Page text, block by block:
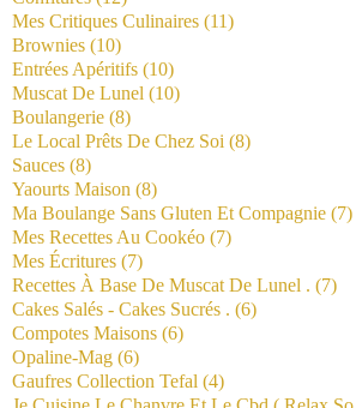
Mes Critiques Culinaires (11)
Brownies (10)
Entrées Apéritifs (10)
Muscat De Lunel (10)
Boulangerie (8)
Le Local Prêts De Chez Soi (8)
Sauces (8)
Yaourts Maison (8)
Ma Boulange Sans Gluten Et Compagnie (7)
Mes Recettes Au Cookéo (7)
Mes Écritures (7)
Recettes À Base De Muscat De Lunel . (7)
Cakes Salés - Cakes Sucrés . (6)
Compotes Maisons (6)
Opaline-Mag (6)
Gaufres Collection Tefal (4)